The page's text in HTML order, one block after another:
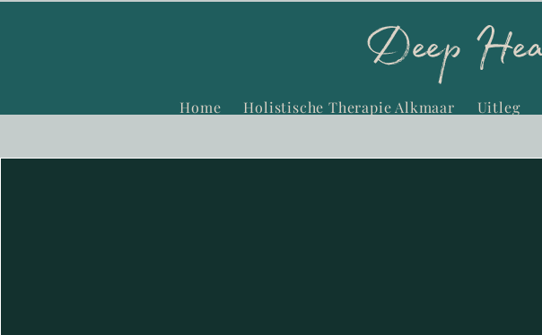
Home Holistische Therapie Alkmaar Uitleg